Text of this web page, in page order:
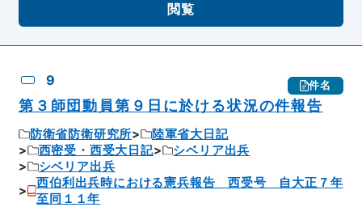
閲覧
9 件名
第３師団動員第９日に於ける状況の件報告
防衛省防衛研究所
陸軍省大日記
西密受・西受大日記
シベリア出兵
シベリア出兵
西伯利出兵時における憲兵報告 西受号 自大正７年
至同１１年